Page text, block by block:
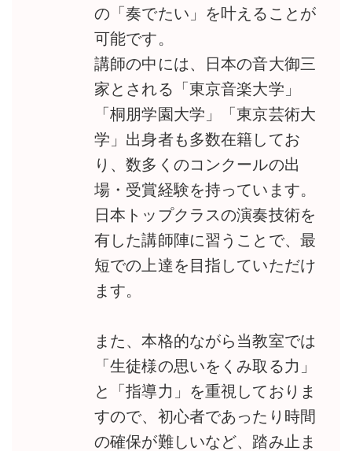
の「奏でたい」を叶えることが
可能です。
講師の中には、日本の音大御三
家とされる「東京音楽大学」
「桐朋学園大学」「東京芸術大
学」出身者も多数在籍してお
り、数多くのコンクールの出
場・受賞経験を持っています。
日本トップクラスの演奏技術を
有した講師陣に習うことで、最
短での上達を目指していただけ
ます。
また、本格的ながら当教室では
「生徒様の思いをくみ取る力」
と「指導力」を重視しておりま
すので、初心者であったり時間
の確保が難しいなど、踏み止ま